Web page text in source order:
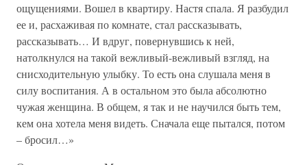
ощущениями. Вошел в квартиру. Настя спала. Я разбудил
ее и, расхаживая по комнате, стал рассказывать,
рассказывать… И вдруг, повернувшись к ней,
натолкнулся на такой вежливый-вежливый взгляд, на
снисходительную улыбку. То есть она слушала меня в
силу воспитания. А в остальном это была абсолютно
чужая женщина. В общем, я так и не научился быть тем,
кем она хотела меня видеть. Сначала еще пытался, потом
– бросил…»